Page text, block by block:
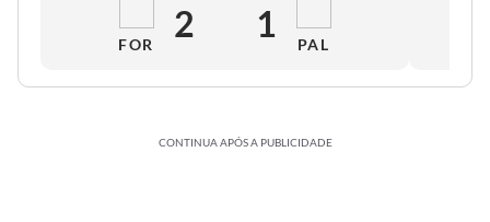
FOR 2 1 PAL
CONTINUA APÓS A PUBLICIDADE